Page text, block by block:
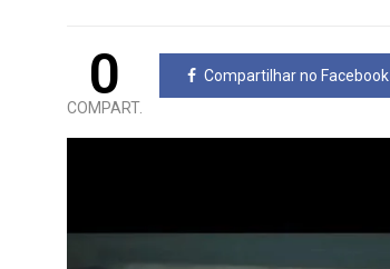
0
COMPART.
Compartilhar no Facebook